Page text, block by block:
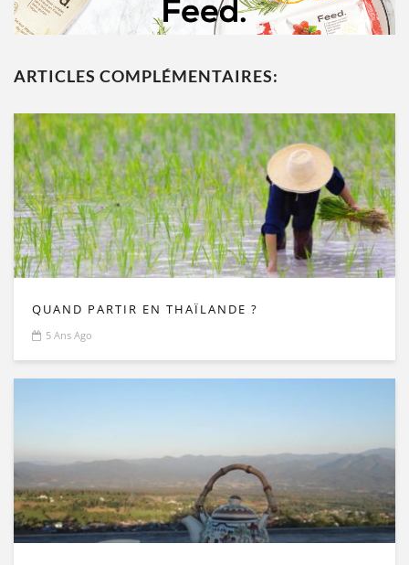
ARTICLES COMPLÉMENTAIRES:
QUAND PARTIR EN THAÏLANDE ?
5 Ans Ago